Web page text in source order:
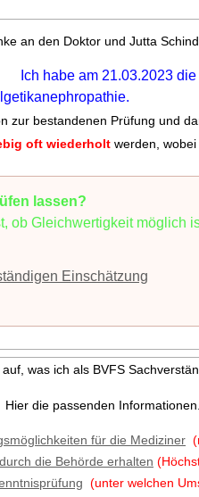
an den Doktor und Jutta
Ich habe am 21.03.2023
zur bestandenen Prüfung und
oft wiederholt werden,
lassen?
ob Gleichwertigkeit möglich
was ich als BVFS
Hier die passenden
für die Mediziner
die Behörde erhalten
(unter welchen